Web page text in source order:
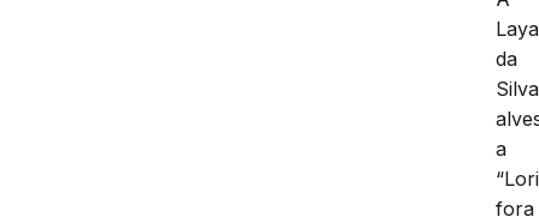
da
Silva
a
fora